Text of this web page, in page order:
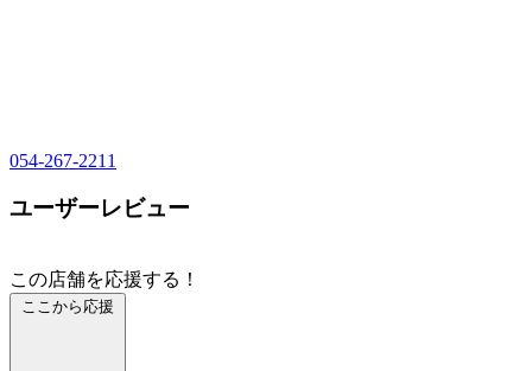
054-267-2211
ユーザーレビュー
この店舗を応援する！
ここから応援